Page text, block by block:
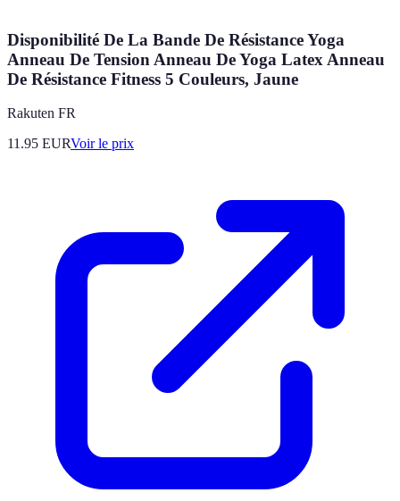
Disponibilité De La Bande De Résistance Yoga
Anneau De Tension Anneau De Yoga Latex Anneau
De Résistance Fitness 5 Couleurs, Jaune
Rakuten FR
11.95 EURVoir le prix